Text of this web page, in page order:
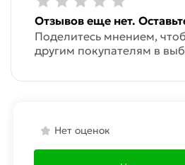
Отзывов еще нет.
Поделитесь мнением,
другим покупателям в
Нет оценок